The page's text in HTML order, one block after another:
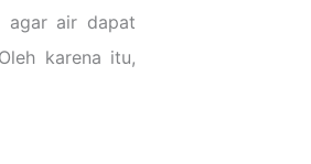
agar air dapat
karena itu,